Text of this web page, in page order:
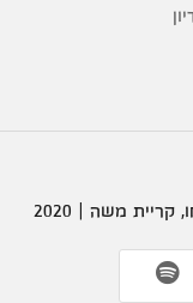
משה | 2020